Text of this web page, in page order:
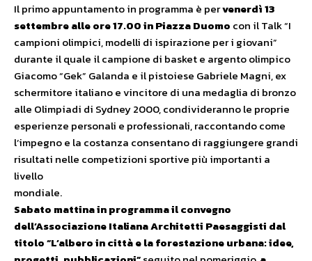
Il primo appuntamento in programma è pervenerdì 13
settembre alle ore 17.00 in Piazza Duomo con il Talk “I
campioni olimpici, modelli di ispirazione per i giovani”
durante il quale il campione di basket e argento olimpico
Giacomo “Gek” Galanda e il pistoiese Gabriele Magni, ex
schermitore italiano e vincitore di una medaglia di bronzo
alle Olimpiadi di Sydney 2000, condivideranno le proprie
esperienze personali e professionali, raccontando come
l’impegno e la costanza consentano di raggiungere grandi
risultati nelle competizioni sportive più importanti a
livello
mondiale.
Sabato mattinain programma il convegno
dell’Associazione Italiana Architetti Paesaggisti dal
titolo “L’albero in città e la forestazione urbana: idee,